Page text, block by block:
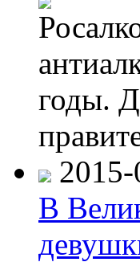
годы.
В